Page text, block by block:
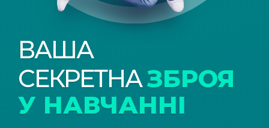
ВАША
СЕКРЕТНАЗБРОЯ
У НАВЧАННІ